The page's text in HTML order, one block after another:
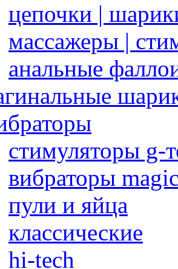
цепочки |
массажеры |
анальные
стимуляторы g-
вибраторы
пули и яйца
классические
hi-tech